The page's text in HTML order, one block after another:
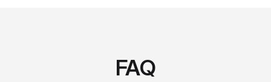
FAQ